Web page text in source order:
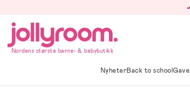
innehållet
Nordens største barne- & babybutikk
NyheterBack to school